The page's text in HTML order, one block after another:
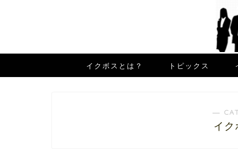
イクボスとは？ トピックス
―
イク